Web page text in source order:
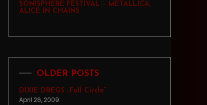
SONISPHERE FESTIVAL – METALLICA,
ALICE IN CHAINS
OLDER POSTS
DIXIE DREGS „Full Circle”
April 26, 2009